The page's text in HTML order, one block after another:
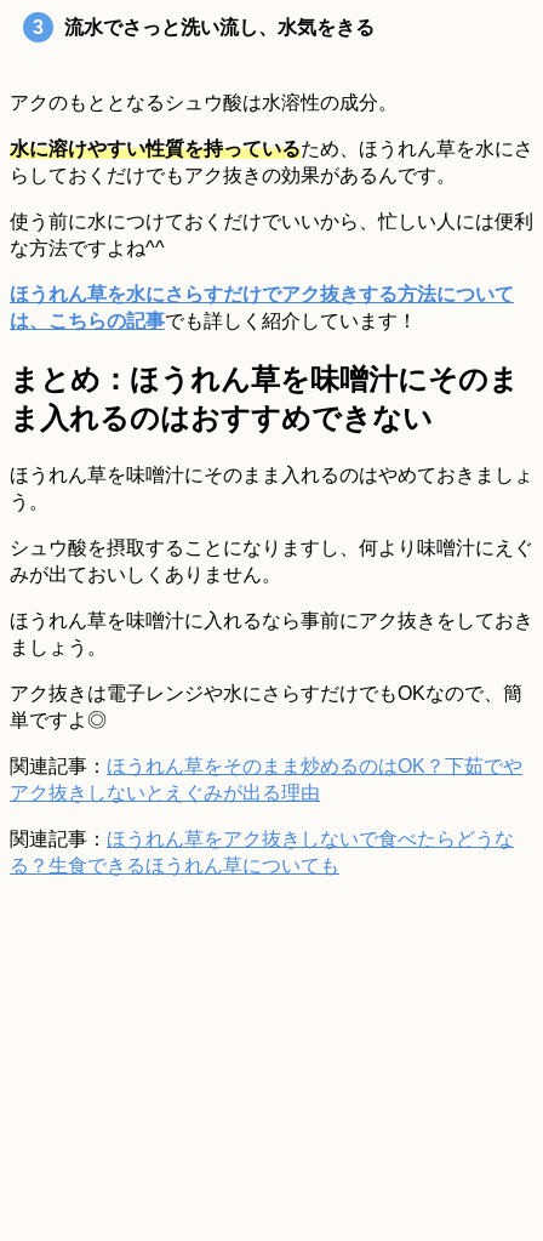
流水でさっと洗い流し、水気をきる
アクのもととなるシュウ酸は水溶性の成分。
水に溶けやすい性質を持っているため、ほうれん草を水にさ
らしておくだけでもアク抜きの効果があるんです。
使う前に水につけておくだけでいいから、忙しい人には便利
な方法ですよね^^
ほうれん草を水にさらすだけでアク抜きする方法について
は、こちらの記事でも詳しく紹介しています！
まとめ：ほうれん草を味噌汁にそのま
ま入れるのはおすすめできない
ほうれん草を味噌汁にそのまま入れるのはやめておきましょ
う。
シュウ酸を摂取することになりますし、何より味噌汁にえぐ
みが出ておいしくありません。
ほうれん草を味噌汁に入れるなら事前にアク抜きをしておき
ましょう。
アク抜きは電子レンジや水にさらすだけでもOKなので、簡
単ですよ◎
関連記事： ほうれん草をそのまま炒めるのはOK？下茹でや
アク抜きしないとえぐみが出る理由
関連記事： ほうれん草をアク抜きしないで食べたらどうな
る？生食できるほうれん草についても